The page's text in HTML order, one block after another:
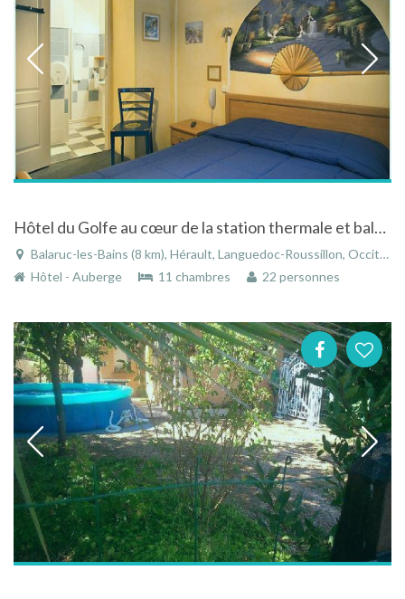
Hôtel du Golfe au cœur de la station thermale et balnéaire de Balaruc-les-Bains
Balaruc-les-Bains (8 km), Hérault, Languedoc-Roussillon, Occitanie, France
Hôtel - Auberge
11 chambres 22 personnes